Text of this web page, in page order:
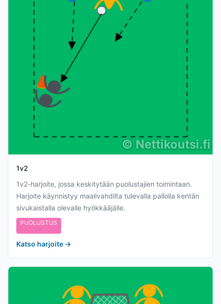
© Nettikoutsi.fi
1v2
1v2-harjoite, jossa keskitytään puolustajien toimintaan.
Harjoite käynnistyy maalivahdilta tulevalla pallolla kentän
PUOLUSTUS
Katso harjoite →